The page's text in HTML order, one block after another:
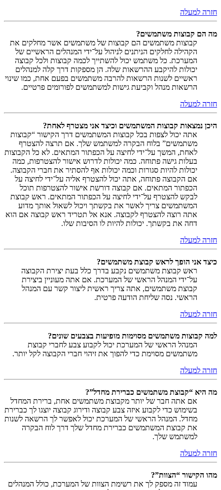
חזרה למעלה
מה הם קבוצות משתמשים?
קבוצות משתמשים הם קבוצות של משתמשים אשר מחלקים את
הקהילה לחלקים הניתנים לניהול על־ידי המנהלים הראשיים של
המערכת. כל משתמש יכול להשתייך לכמה קבוצות ולכל קבוצה
יכולות להיקבע ההרשאות שלה. הן מספקות דרך קלה למנהלים
ראשיים לשנות הרשאות להרבה משתמשים בפעם אחת, כמו שינוי
הרשאות מנהל וקביעת גישות למשתמשים לפורומים פרטיים.
חזרה למעלה
היכן נמצאות קבוצות המשתמשים וכיצד אני מצטרף לאחת?
אתה יכול לצפות בכל קבוצות המשתמשים דרך הקישור “קבוצות
משתמשים” בלוח הבקרה למשתמש שלך. אם תרצה להצטרף
לאחת, המשך על־ידי לחיצה על הכפתור המתאים. לא כל הקבוצות
בעלות גישה פתוחה. כמה יכולות לדרוש אישור להצטרפות, כמה
יכולות להיות סגורות וכמה יכולות אף להסתיר את חברי הקבוצה.
אם הקבוצה פתוחה, אתה יכול להצטרף אליה על־ידי לחיצה על
הכפתור המתאים. אם קבוצה דורשת אישור להצטרפות תוכל
לבקש להצטרף על־ידי לחיצה על הכפתור המתאים. ראש קבוצת
המשתמשים צריך לאשר את בקשתך ויכול לשאול אותך מדוע
אתה רוצה להצטרף לקבוצה. אנא אל תטריד ראש קבוצה אם הוא
דחה את בקשתך. יכולות להיות לו הסיבות שלו.
חזרה למעלה
כיצד אני הופך לראש קבוצת משתמשים?
ראש קבוצת משתמשים נקבע בדרך כלל בעת יצירת הקבוצה
על־ידי המנהל הראשי של המערכת. אם אתה מעוניין ביצירת
קבוצת משתמשים, אתה צריך ראשית ליצור קשר עם המנהל
הראשי. נסה שליחת הודעה פרטית.
חזרה למעלה
למה קבוצות משתמשים מסוימות מופיעות בצבעים שונים?
המנהל הראשי של המערכת יכול לקבוע צבע לחברי קבוצת
משתמשים מסוימת כדי להפוך את זיהוי חברי הקבוצה לקל יותר.
חזרה למעלה
מה היא “קבוצת משתמשים כברירת מחדל”?
אם אתה חבר של יותר מקבוצת משתמשים אחת, ברירת המחדל
בשימוש כדי לקבוע איזה צבע קבוצה ודירוג קבוצה יוצגו לך כברירת
מחדל. המנהל הראשי של המערכת יכול לאפשר לך הרשאה לשנות
את קבוצת המשתמשים כברירת מחדל שלך דרך לוח הבקרה
למשתמש שלך.
חזרה למעלה
מהו הקישור “הצוות”?
עמוד זה מספק לך את רשימת הצוות של המערכת, כולל המנהלים